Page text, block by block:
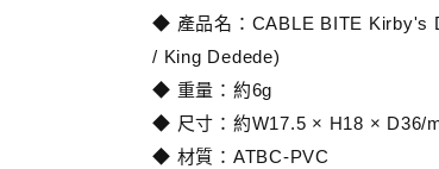
◆ 產品名：CABLE BITE Kirby's
/ King Dedede)
◆ 重量：約6g
◆ 尺寸：約W17.5 × H18 × D36/
◆ 材質：ATBC-PVC